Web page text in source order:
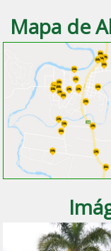
Mapa de